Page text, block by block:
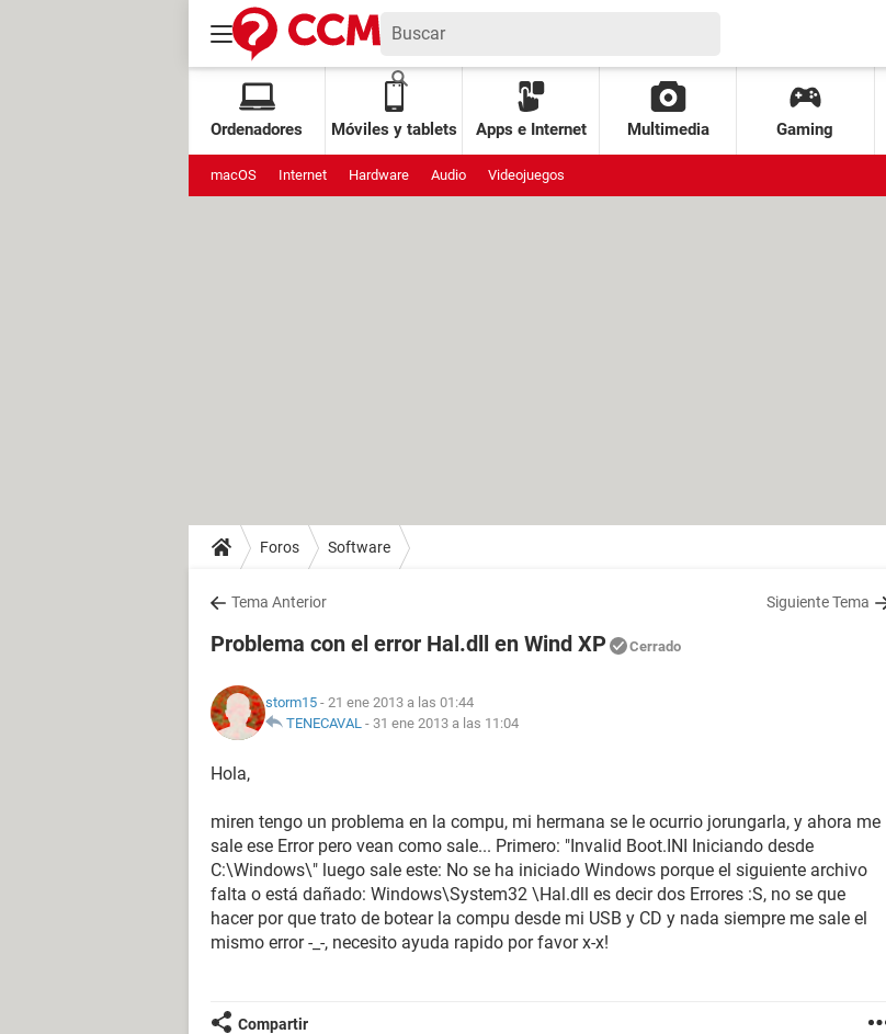
Ordenadores Móviles y tablets Apps e Internet Multimedia Gaming
macOS Internet Hardware Audio Videojuegos
Foros Software
Tema Anterior Siguiente Tema
Problema con el error Hal.dll en Wind XP Cerrado
storm15 - 21 ene 2013 a las 01:44
TENECAVAL - 31 ene 2013 a las 11:04
Hola,
miren tengo un problema en la compu, mi hermana se le ocurrio jorungarla, y ahora me
sale ese Error pero vean como sale... Primero: "Invalid Boot.INI Iniciando desde
C:\Windows\" luego sale este: No se ha iniciado Windows porque el siguiente archivo
falta o está dañado: Windows\System32 \Hal.dll es decir dos Errores :S, no se que
hacer por que trato de botear la compu desde mi USB y CD y nada siempre me sale el
mismo error -_-, necesito ayuda rapido por favor x-x!
Compartir